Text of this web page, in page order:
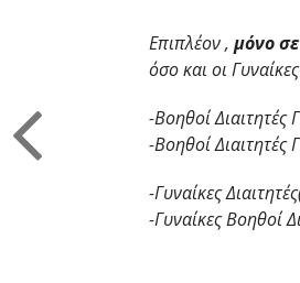
Επιπλέον , μόνο
όσο και οι
-Βοηθοί
-Βοηθοί
-Γυναίκες
-Γυναίκες Βοηθοί